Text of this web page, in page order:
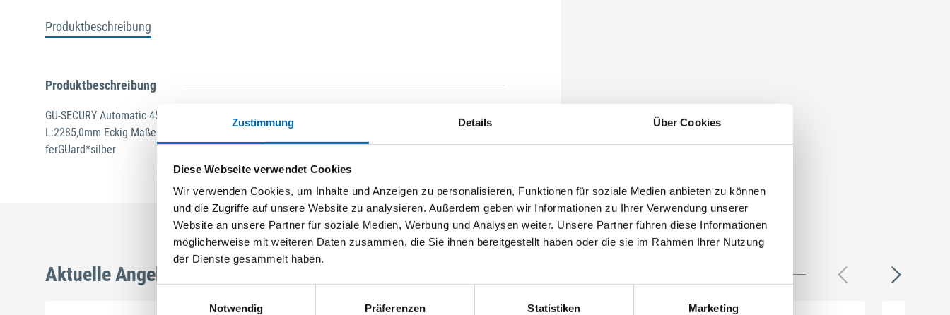
Zustimmung Details Über Cookies
Diese Webseite verwendet Cookies
Wir verwenden Cookies, um Inhalte und Anzeigen zu personalisieren, Funktionen für soziale Medien anbieten zu können
und die Zugriffe auf unsere Website zu analysieren. Außerdem geben wir Informationen zu Ihrer Verwendung unserer
Website an unsere Partner für soziale Medien, Werbung und Analysen weiter. Unsere Partner führen diese Informationen
möglicherweise mit weiteren Daten zusammen, die Sie ihnen bereitgestellt haben oder die sie im Rahmen Ihrer Nutzung
der Dienste gesammelt haben.
Notwendig
Präferenzen Statistiken Marketing
Produktbeschreibung
Produktbeschreibung
GU-SECURY Automatic 45/92 sf2 Nuss: 10mm Kennkerbe: 1020mm Flachstulp 24x2,5mm
L:2285,0mm Eckig Maße: A1 730,0mm B1 760,0mm Für Sperrbügel vorgerichtet A-Öffner: optional
ferGUard*silber
Aktuelle Angebote